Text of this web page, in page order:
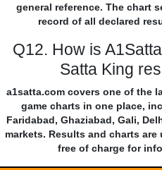
general reference. The chart
record of all declared
Q12. How is
Satta King
a1satta.com covers one of the
game charts in one place,
Faridabad, Ghaziabad, Gali,
markets. Results and charts
free of charge for